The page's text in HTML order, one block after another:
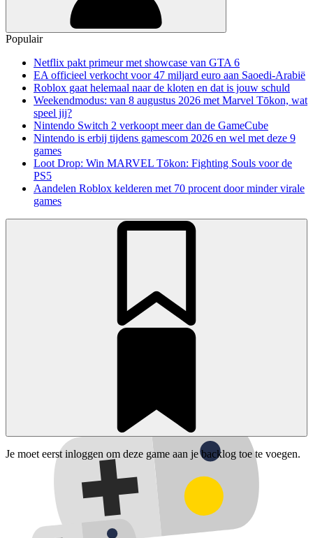
Populair
Netflix pakt primeur met showcase van GTA 6
EA officieel verkocht voor 47 miljard euro aan Saoedi-Arabië
Roblox gaat helemaal naar de kloten en dat is jouw schuld
Weekendmodus: van 8 augustus 2026 met Marvel Tōkon, wat
speel jij?
Nintendo Switch 2 verkoopt meer dan de GameCube
Nintendo is erbij tijdens gamescom 2026 en wel met deze 9
games
Loot Drop: Win MARVEL Tōkon: Fighting Souls voor de
PS5
Aandelen Roblox kelderen met 70 procent door minder virale
games
Je moet eerst inloggen om deze game aan je backlog toe te voegen.